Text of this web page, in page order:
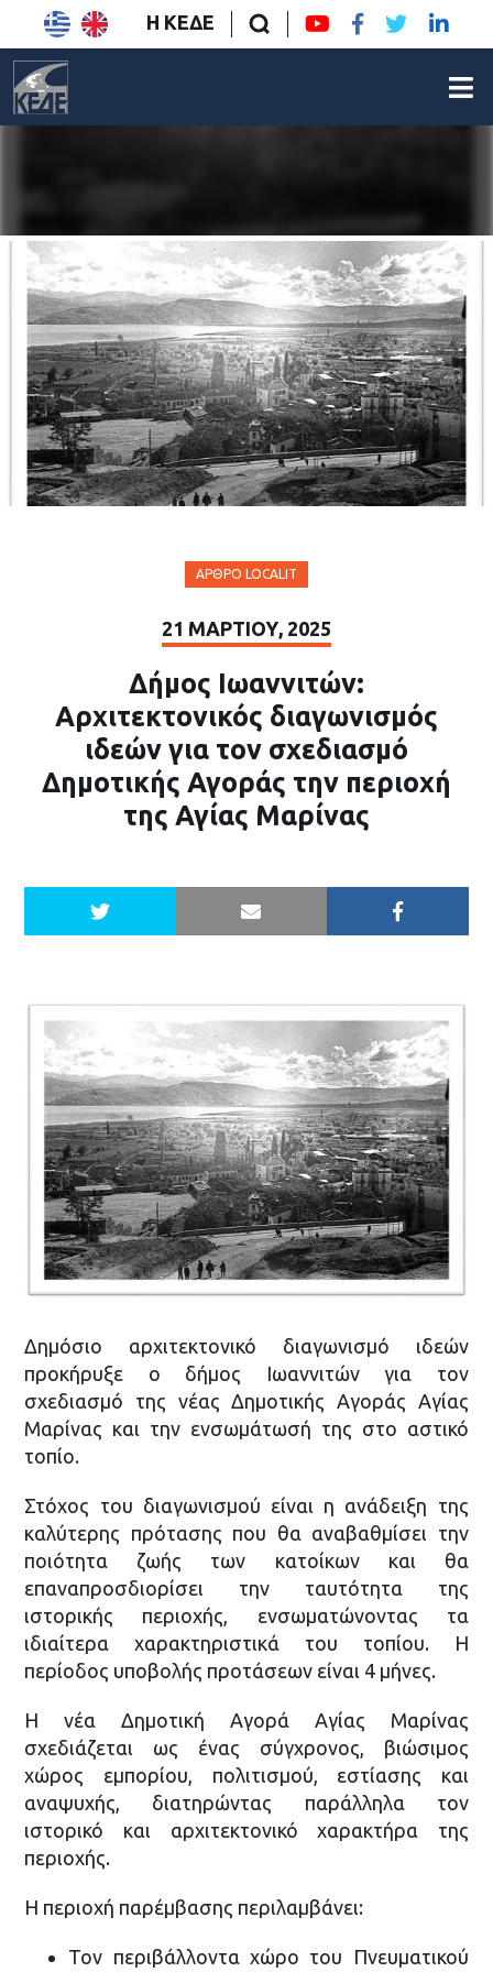
Η ΚΕΔΕ
ΆΡΘΡΟ LOCALIT
21 ΜΑΡΤΊΟΥ, 2025
Δήμος Ιωαννιτών:
Αρχιτεκτονικός διαγωνισμός
ιδεών για τον σχεδιασμό
Δημοτικής Αγοράς την περιοχή
της Αγίας Μαρίνας
Δημόσιο αρχιτεκτονικό διαγωνισμό ιδεών
προκήρυξε ο δήμος Ιωαννιτών για τον
σχεδιασμό της νέας Δημοτικής Αγοράς Αγίας
Μαρίνας και την ενσωμάτωσή της στο αστικό
τοπίο.
Στόχος του διαγωνισμού είναι η ανάδειξη της
καλύτερης πρότασης που θα αναβαθμίσει την
ποιότητα ζωής των κατοίκων και θα
επαναπροσδιορίσει την ταυτότητα της
ιστορικής περιοχής, ενσωματώνοντας τα
ιδιαίτερα χαρακτηριστικά του τοπίου. Η
περίοδος υποβολής προτάσεων είναι 4 μήνες.
Η νέα Δημοτική Αγορά Αγίας Μαρίνας
σχεδιάζεται ως ένας σύγχρονος, βιώσιμος
χώρος εμπορίου, πολιτισμού, εστίασης και
αναψυχής, διατηρώντας παράλληλα τον
ιστορικό και αρχιτεκτονικό χαρακτήρα της
περιοχής.
Η περιοχή παρέμβασης περιλαμβάνει:
Τον περιβάλλοντα χώρο του Πνευματικού